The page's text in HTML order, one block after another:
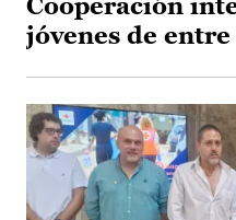
Cooperación
jóvenes de entre